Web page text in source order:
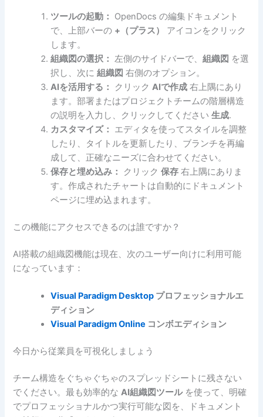
ツールの起動：
OpenDocs の編集ドキュメント
で、上部バーの +（プラス）
アイコンをクリック
します。
組織図の選択： 左側のサイドバーで、組織図 を選
択し、次に組織図 右側のオプション。
AIを活用する：
クリックAIで作成 右上隅にあり
ます。部署またはプロジェクトチームの階層構造
の説明を入力し、クリックしてください生成.
カスタマイズ：
エディタを使ってスタイルを調整
したり、タイトルを更新したり、ブランチを再編
成して、正確なニーズに合わせてください。
保存と埋め込み：
クリック保存 右上隅にありま
す。作成されたチャートは自動的にドキュメント
ページに埋め込まれます。
この機能にアクセスできるのは誰ですか？
AI搭載の組織図機能は現在、次のユーザー向けに利用可能
になっています：
Visual Paradigm Desktop プロフェッショナルエ
ディション
Visual Paradigm Online コンボエディション
今日から従業員を可視化しましょう
チーム構造をぐちゃぐちゃのスプレッドシートに残さない
でください。最も効率的なAI組織図ツールを使って、明確
でプロフェッショナルかつ実行可能な図を、ドキュメント